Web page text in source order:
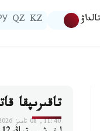
تالداۋ KZ
QZ
تاقىرىپقا
11:40, 08 تامىز 2026